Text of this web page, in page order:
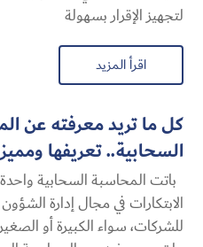
لتجهيز الإقرار بسهولة
اقرأ المزيد
كل ما تريد معرفته عن
السحابية​.. تعريفها
باتت المحاسبة السحابية​
الابتكارات في مجال إدارة الشؤون
للشركات، سواء الكبيرة أو